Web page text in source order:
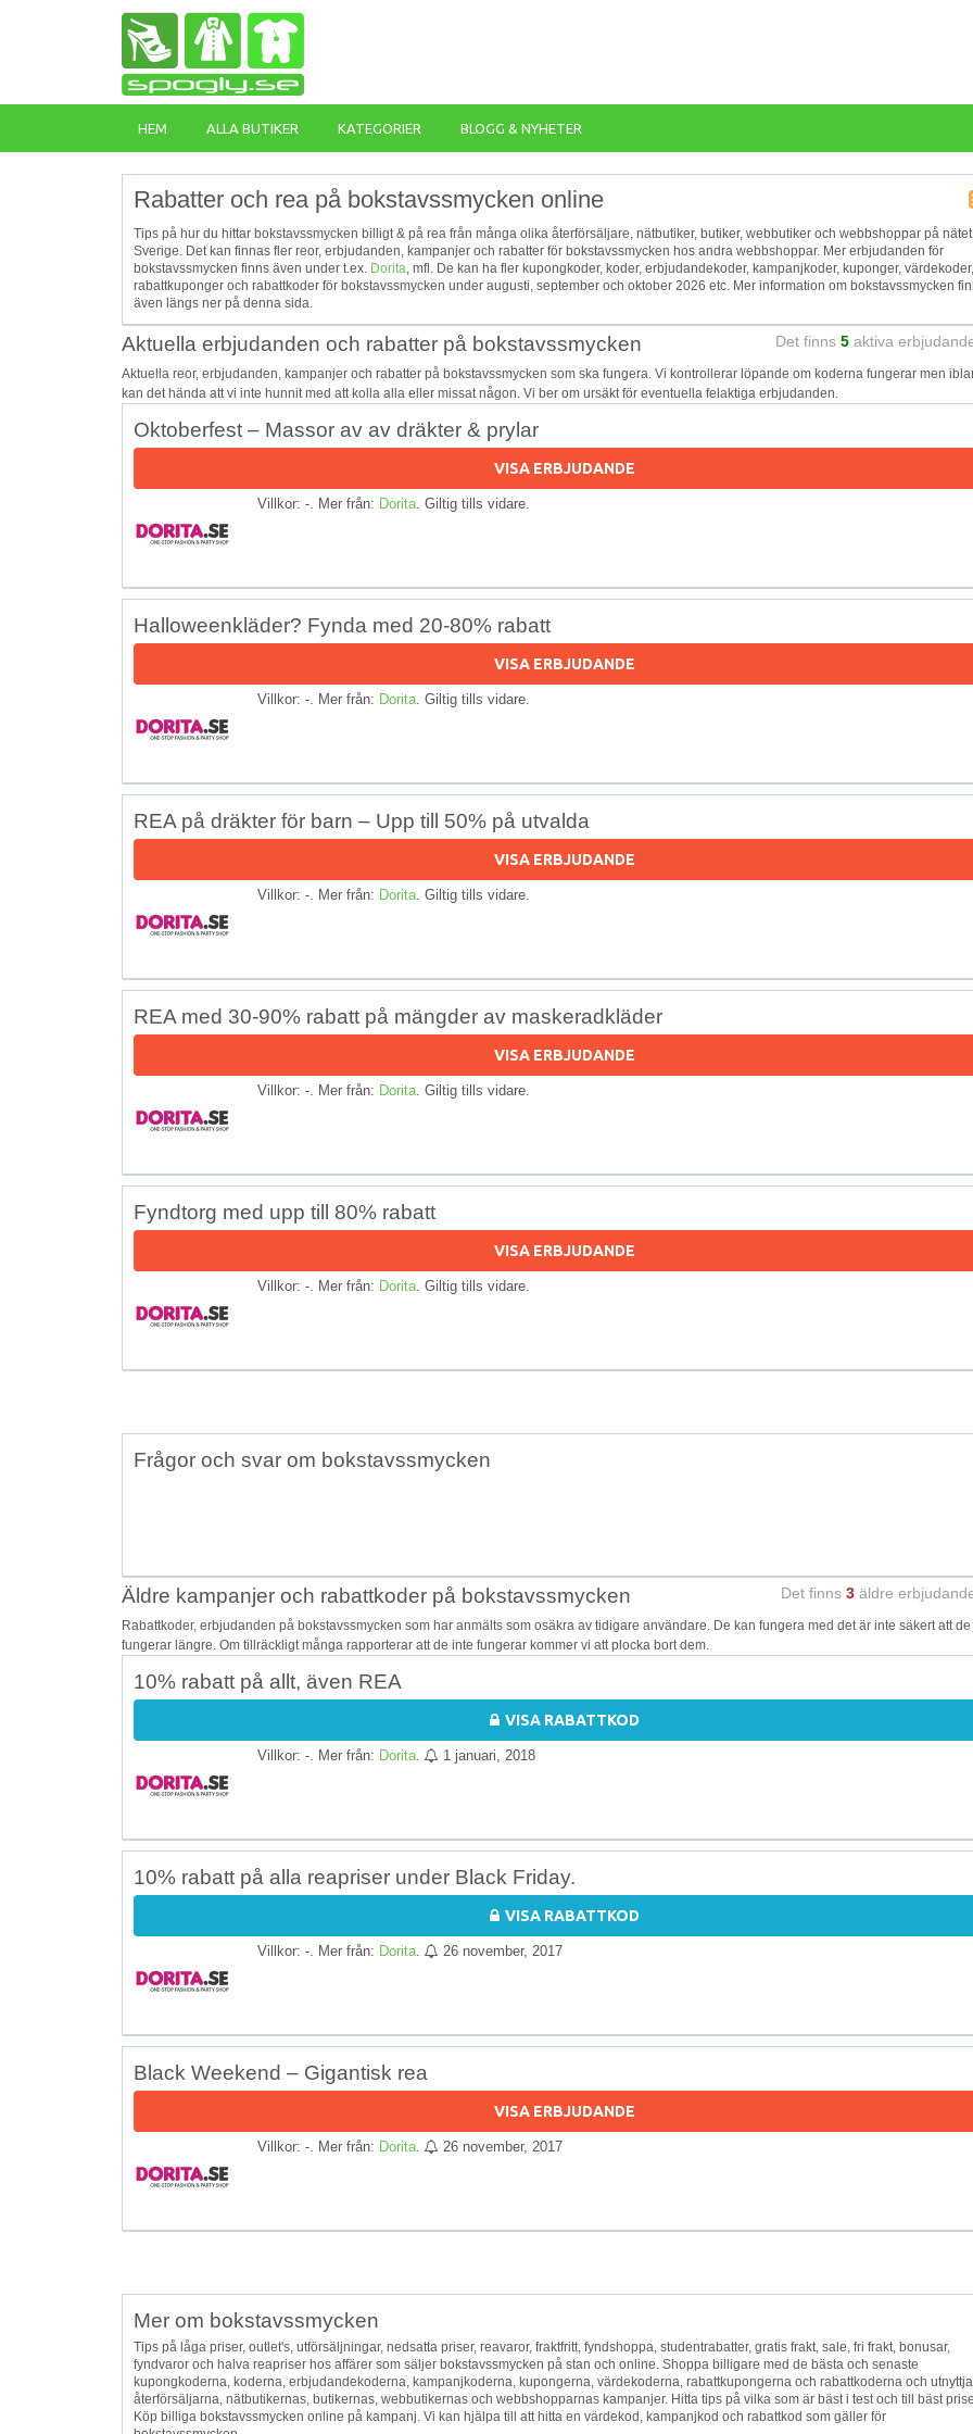
HEM ALLA BUTIKER KATEGORIER BLOGG & NYHETER
Rabatter och rea på bokstavssmycken online
Tips på hur du hittar bokstavssmycken billigt & på rea från många olika återförsäljare, nätbutiker, butiker, webbutiker och webbshoppar på
Sverige. Det kan finnas fler reor, erbjudanden, kampanjer och rabatter för bokstavssmycken hos andra webbshoppar. Mer erbjudanden för
bokstavssmycken finns även under t.ex. Dorita, mfl. De kan ha fler kupongkoder, koder, erbjudandekoder, kampanjkoder, kuponger, värdekoder,
rabattkuponger och rabattkoder för bokstavssmycken under augusti, september och oktober 2026 etc. Mer information om bokstavssmycken
även längs ner på denna sida.
Aktuella erbjudanden och rabatter på bokstavssmycken Det finns 5 aktiva
Aktuella reor, erbjudanden, kampanjer och rabatter på bokstavssmycken som ska fungera. Vi kontrollerar löpande om koderna fungerar men
kan det hända att vi inte hunnit med att kolla alla eller missat någon. Vi ber om ursäkt för eventuella felaktiga erbjudanden.
Oktoberfest – Massor av av dräkter & prylar
VISA ERBJUDANDE
Villkor: -. Mer från: Dorita . Giltig tills vidare.
Halloweenkläder? Fynda med 20-80% rabatt
VISA ERBJUDANDE
Villkor: -. Mer från: Dorita . Giltig tills vidare.
REA på dräkter för barn – Upp till 50% på utvalda
VISA ERBJUDANDE
Villkor: -. Mer från: Dorita . Giltig tills vidare.
REA med 30-90% rabatt på mängder av maskeradkläder
VISA ERBJUDANDE
Villkor: -. Mer från: Dorita . Giltig tills vidare.
Fyndtorg med upp till 80% rabatt
VISA ERBJUDANDE
Villkor: -. Mer från: Dorita . Giltig tills vidare.
Frågor och svar om bokstavssmycken
Äldre kampanjer och rabattkoder på bokstavssmycken Det finns 3 äldre
Rabattkoder, erbjudanden på bokstavssmycken som har anmälts som osäkra av tidigare användare. De kan fungera med det är inte säkert att de
fungerar längre. Om tillräckligt många rapporterar att de inte fungerar kommer vi att plocka bort dem.
10% rabatt på allt, även REA
VISA RABATTKOD
Villkor: -. Mer från: Dorita 1 januari, 2018
10% rabatt på alla reapriser under Black Friday.
VISA RABATTKOD
Villkor: -. Mer från: Dorita 26 november, 2017
Black Weekend – Gigantisk rea
VISA ERBJUDANDE
Villkor: -. Mer från: Dorita 26 november, 2017
Mer om bokstavssmycken
Tips på låga priser, outlet's, utförsäljningar, nedsatta priser, reavaror, fraktfritt, fyndshoppa, studentrabatter, gratis frakt, sale, fri frakt, bonusar,
fyndvaror och halva reapriser hos affärer som säljer bokstavssmycken på stan och online. Shoppa billigare med de bästa och senaste
kupongkoderna, koderna, erbjudandekoderna, kampanjkoderna, kupongerna, värdekoderna, rabattkupongerna och rabattkoderna och utnyttja
återförsäljarna, nätbutikernas, butikernas, webbutikernas och webbshopparnas kampanjer. Hitta tips på vilka som är bäst i test och till bäst
Köp billiga bokstavssmycken online på kampanj. Vi kan hjälpa till att hitta en värdekod, kampanjkod och rabattkod som gäller för